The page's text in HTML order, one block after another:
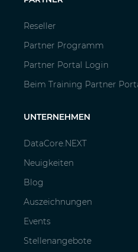
Reseller
Partner Programm
Partner Portal Login
Beim Training Partner
UNTERNEHMEN
DataCore.NEXT
Neuigkeiten
Blog
Auszeichnungen
Events
Stellenangebote